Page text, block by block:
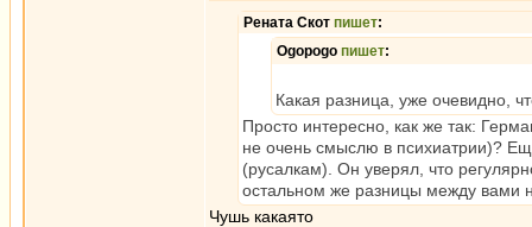
Рената Скот пишет:
Ogopogo пишет:
Какая разница, уже очевидно,
Просто интересно, как же так:
не очень смыслю в психиатрии)?
(русалкам). Он уверял, что
остальном же разницы между вами
Чушь какаято